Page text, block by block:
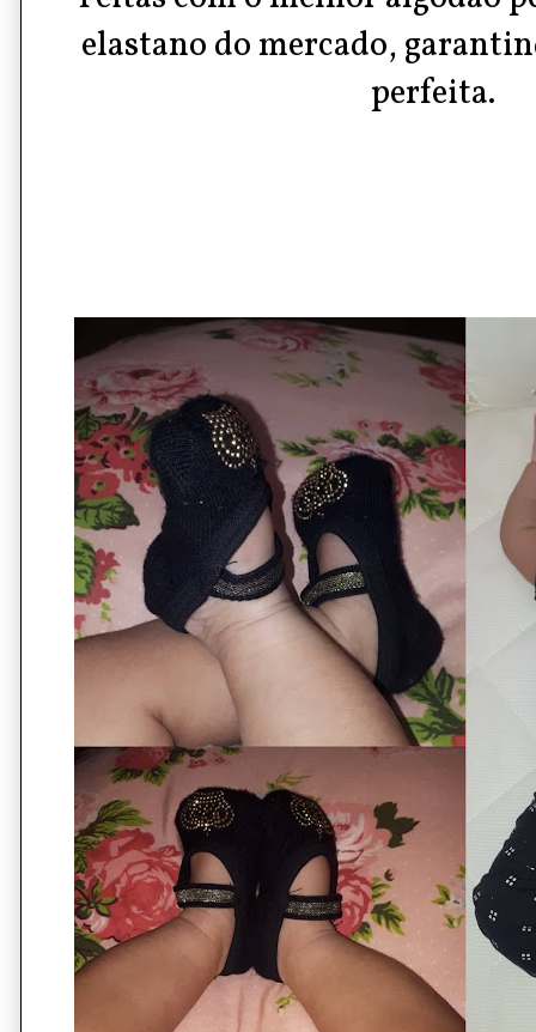
elastano do mercado,
perfeita.